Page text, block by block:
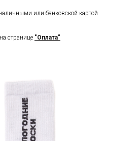
или банковской картой
странице "Оплата"